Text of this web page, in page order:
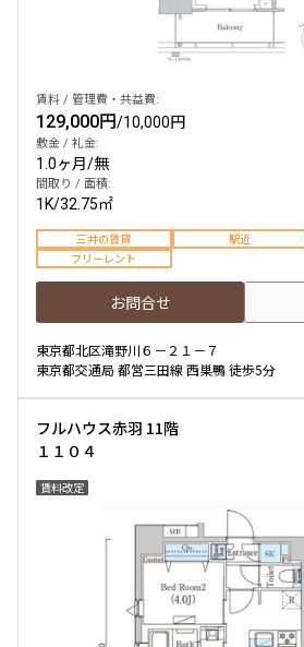
賃料 / 管理費・共益費:
129,000円/10,000円
敷金 / 礼金:
1.0ヶ月/無
間取り / 面積:
1K/32.75㎡
三井の賃貸 駅近
フリーレント
お問合せ
東京都北区滝野川６－２１－７
東京都交通局 都営三田線 西巣鴨 徒歩5分
フルハウス赤羽 11階
１１０４
賃料改定